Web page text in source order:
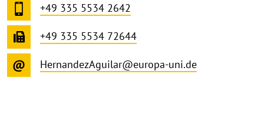
+49 335 5534 2642
+49 335 5534 72644
HernandezAguilar@europa-uni.de